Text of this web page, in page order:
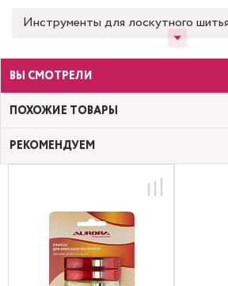
Инструменты для лоскутного шитья
ВЫ СМОТРЕЛИ
ПОХОЖИЕ ТОВАРЫ
РЕКОМЕНДУЕМ